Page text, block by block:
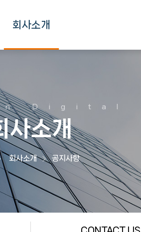
회사소개
CONTACT US
공지사항Digital
사소개
회사소개 공지사항